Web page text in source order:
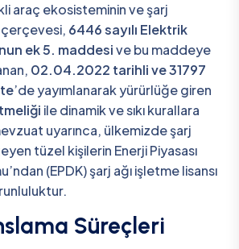
araç ekosisteminin ve şarj
çerçevesi, 6446 sayılı Elektrik
ek 5. maddesive bu maddeye
02.04.2022 tarihli ve 31797
’de yayımlanarak yürürlüğe giren
ile dinamik ve sıkı kurallara
uyarınca, ülkemizde şarj
tüzel kişilerin Enerji Piyasası
(EPDK) şarj ağı işletme lisansı
Süreçleri